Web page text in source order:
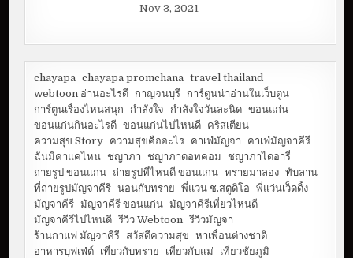
Nov 3, 2021
chayapa chayapa promchana
travel thailand
webtoon อ่านอะไรดี กาญจนบุรี การ์ตูนน่าอ่านในเว็บตูน
การ์ตูนเรื่องไหนสนุก
กำลังใจ กำลังใจวันละนิด ขอนแก่น
ขอนแก่นกินอะไรดี ขอนแก่นไปไหนดี คริสเตียน
ความสุข Story ความสุขคืออะไร คาเฟ่มัญจา
คาเฟ่มัญจาคีรี
ฉันมีค่าแค่ไหน ชญาภา ชญาภาดอทคอม
ชญาภาไดอารี่
ถ่ายรูป ขอนแก่น ถ่ายรูปที่ไหนดี ขอนแก่น ทรายมาลอง ทับลาน
ที่ถ่ายรูปมัญจาคีรี นอนกับทราย พี่แว่น ช.สตูดิโอ
พี่แว่นเว็ดดิ้ง
มัญจาคีรี มัญจาคีรี ขอนแก่น มัญจาคีรีเที่ยวไหนดี
มัญจาคีรีไปไหนดี รีวิว Webtoon
รีวิวมัญจา
ร้านกาแฟ มัญจาคีรี สวัสดีความสุข
หาเพื่อนต่างชาติ
อาหารบุฟเฟ่ต์ เที่ยวกับทราย เที่ยวกับแม่
เที่ยวชัยภูมิ